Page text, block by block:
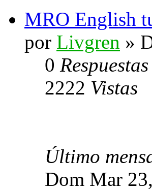
MRO English
por Livgren »
0 Respuestas
2222 Vistas
Último
Dom Mar